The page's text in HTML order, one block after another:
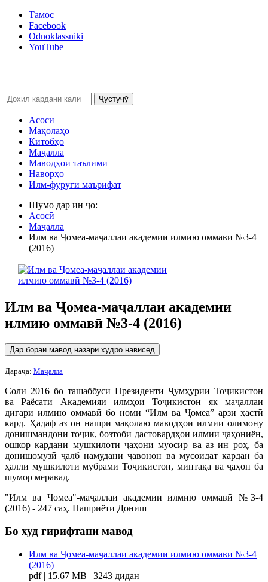
Тамос
Facebook
Odnoklassniki
YouTube
Ҷустуҷӯ
Асосӣ
Мақолаҳо
Китобҳо
Маҷалла
Маводҳои таълимӣ
Наворҳо
Илм-фурӯғи маърифат
Шумо дар ин ҷо:
Асосӣ
Маҷалла
Илм ва Ҷомеа-маҷаллаи академии илмию оммавӣ №3-4
(2016)
Илм ва Ҷомеа-маҷаллаи академии
илмию оммавӣ №3-4 (2016)
Дар бораи мавод назари худро нависед
Дараҷа: Маҷалла
Соли 2016 бо ташаббуси Президенти Ҷумҳурии Тоҷикистон
ва Раёсати Академияи илмҳои Тоҷикистон як маҷаллаи
дигари илмию оммавӣ бо номи “Илм ва Ҷомеа” арзи ҳастӣ
кард. Ҳадаф аз он нашри мақолаю маводҳои илмии олимону
донишмандони тоҷик, бозтоби дастовардҳои илмии ҷаҳониён,
ошкор кардани мушкилоти ҷаҳони муосир ва аз ин роҳ, ба
донишомӯзӣ ҷалб намудани ҷавонон ва мусоидат кардан ба
ҳалли мушкилоти мубрами Тоҷикистон, минтақа ва ҷаҳон ба
шумор меравад.
"Илм ва Ҷомеа"-маҷаллаи академии илмию оммавӣ №3-4
(2016) - 247 саҳ. Нашриёти Дониш
Бо худ гирифтани мавод
Илм ва Ҷомеа-маҷаллаи академии илмию оммавӣ №3-4
(2016)
pdf | 15.67 MB | 3243 дидан